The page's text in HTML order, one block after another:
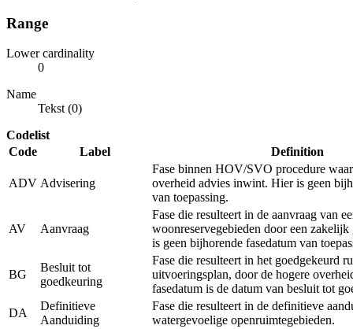
Range
Lower cardinality
0
Name
Tekst (0)
Codelist
Code
Label Definition
ADV Advisering
Fase binnen HOV/SVO procedure
overheid advies inwint. Hier is geen
van toepassing.
AV Aanvraag
Fase die resulteert in de aanvraag van
woonreservegebieden door een
is geen bijhorende fasedatum van
BG
Besluit tot
goedkeuring
Fase die resulteert in het goedgekeurd
uitvoeringsplan, door de hogere
fasedatum is de datum van besluit tot
DA
Definitieve
Aanduiding
Fase die resulteert in de definitieve
watergevoelige openruimtegebieden.